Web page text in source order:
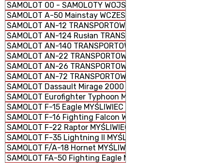
SAMOLOT 00 - SAMOLOTY WOJSKOWE
SAMOLOT A-50 Mainstay WCZESNEGO WYKRYWANIA I
SAMOLOT AN-12 TRANSPORTOWY
SAMOLOT AN-124 Rusłan TRANSPORTOWY
SAMOLOT AN-140 TRANSPORTOWY KRÓTKIEGO ZASIĘGU
SAMOLOT AN-22 TRANSPORTOWY CIĘŻKI
SAMOLOT AN-26 TRANSPORTOWY LEKKI
SAMOLOT AN-72 TRANSPORTOWY LEKKI
SAMOLOT Dassault Mirage 2000 MYŚLIWSKO-
SAMOLOT Eurofighter Typhoon MYŚLIWIEC
SAMOLOT F-15 Eagle MYŚLIWIEC PRZEWAGI POWIETRZNEJ
SAMOLOT F-16 Fighting Falcon WIELOZADANIOWY
SAMOLOT F-22 Raptor MYŚLIWIEC PRZEWAGI
SAMOLOT F-35 Lightning II MYŚLIWIEC WIELOZADANIOWY
SAMOLOT F/A-18 Hornet MYŚLIWIEC WIELOZADANIOWY
SAMOLOT FA-50 Fighting Eagle MYŚLIWIEC